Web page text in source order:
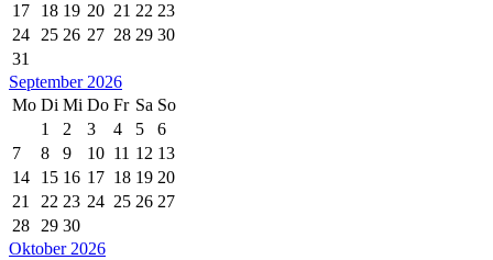
17
18 19 20 21 22 23
24 25 26 27 28 29 30
31
September 2026
Mo Di Mi Do Fr Sa So
1
2 3 4 5
6
7
8 9 10 11 12 13
14
15 16 17 18 19 20
21
22 23 24 25 26 27
28 29 30
Oktober 2026